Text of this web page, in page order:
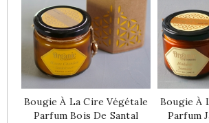
Bougie À La Cire Végétale
Parfum Bois De Santal
Bougie À
Parfum